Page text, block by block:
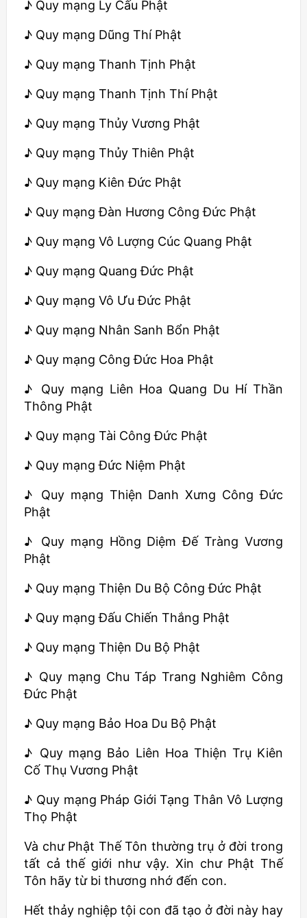
♪ Quy mạng Ly Cấu Phật
♪ Quy mạng Dũng Thí Phật
♪ Quy mạng Thanh Tịnh Phật
♪ Quy mạng Thanh Tịnh Thí Phật
♪ Quy mạng Thủy Vương Phật
♪ Quy mạng Thủy Thiên Phật
♪ Quy mạng Kiên Đức Phật
♪ Quy mạng Đàn Hương Công Đức Phật
♪ Quy mạng Vô Lượng Cúc Quang Phật
♪ Quy mạng Quang Đức Phật
♪ Quy mạng Vô Ưu Đức Phật
♪ Quy mạng Nhân Sanh Bổn Phật
♪ Quy mạng Công Đức Hoa Phật
♪ Quy mạng Liên Hoa Quang Du Hí Thần
Thông Phật
♪ Quy mạng Tài Công Đức Phật
♪ Quy mạng Đức Niệm Phật
♪ Quy mạng Thiện Danh Xưng Công Đức
Phật
♪ Quy mạng Hồng Diệm Đế Tràng Vương
Phật
♪ Quy mạng Thiện Du Bộ Công Đức Phật
♪ Quy mạng Đấu Chiến Thắng Phật
♪ Quy mạng Thiện Du Bộ Phật
♪ Quy mạng Chu Táp Trang Nghiêm Công
Đức Phật
♪ Quy mạng Bảo Hoa Du Bộ Phật
♪ Quy mạng Bảo Liên Hoa Thiện Trụ Kiên
Cố Thụ Vương Phật
♪ Quy mạng Pháp Giới Tạng Thân Vô Lượng
Thọ Phật
Và chư Phật Thế Tôn thường trụ ở đời trong
tất cả thế giới như vậy. Xin chư Phật Thế
Tôn hãy từ bi thương nhớ đến con.
Hết thảy nghiệp tội con đã tạo ở đời này hay